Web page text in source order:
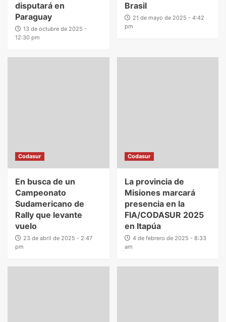
disputará en
Paraguay
13 de octubre de 2025 -
12:30 pm
Brasil
21 de mayo de 2025 - 4:42
pm
Codasur
En busca de un
Campeonato
Sudamericano de
Rally que levante
vuelo
23 de abril de 2025 - 2:47
pm
Codasur
La provincia de
Misiones marcará
presencia en la
FIA/CODASUR 2025
en Itapúa
4 de febrero de 2025 - 8:33
am